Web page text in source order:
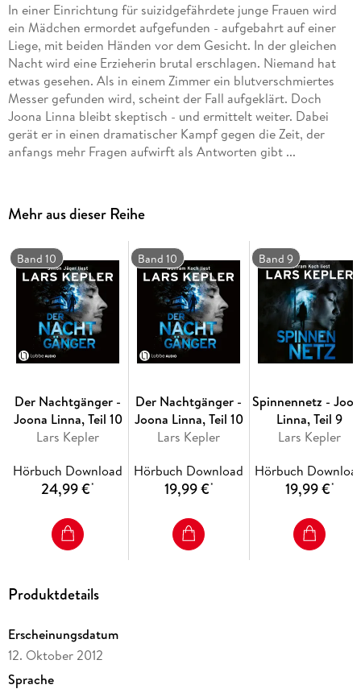
In einer Einrichtung für suizidgefährdete junge Frauen wird
ein Mädchen ermordet aufgefunden - aufgebahrt auf einer
Liege, mit beiden Händen vor dem Gesicht. In der gleichen
Nacht wird eine Erzieherin brutal erschlagen. Niemand hat
etwas gesehen. Als in einem Zimmer ein blutverschmiertes
Messer gefunden wird, scheint der Fall aufgeklärt. Doch
Joona Linna bleibt skeptisch - und ermittelt weiter. Dabei
gerät er in einen dramatischer Kampf gegen die Zeit, der
anfangs mehr Fragen aufwirft als Antworten gibt ...
Mehr aus dieser Reihe
Band 10
Der Nachtgänger -
Joona Linna, Teil 10
Lars Kepler
Hörbuch Download
24,99 €*
Band 10
Der Nachtgänger -
Joona Linna, Teil 10
Lars Kepler
Hörbuch Download
19,99 €*
Band 9
Spinnennetz -
Linna, Teil 9
Lars Kepler
Hörbuch
19,99 €*
Produktdetails
Erscheinungsdatum
12. Oktober 2012
Sprache